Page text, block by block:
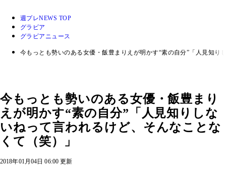
週プレNEWS TOP
グラビア
グラビアニュース
今もっとも勢いのある女優・飯豊まりえが明かす“素の自分”「人見知
今もっとも勢いのある女優・飯豊まり
えが明かす“素の自分”「人見知りしな
いねって言われるけど、そんなことな
くて（笑）」
2018年01月04日 06:00 更新